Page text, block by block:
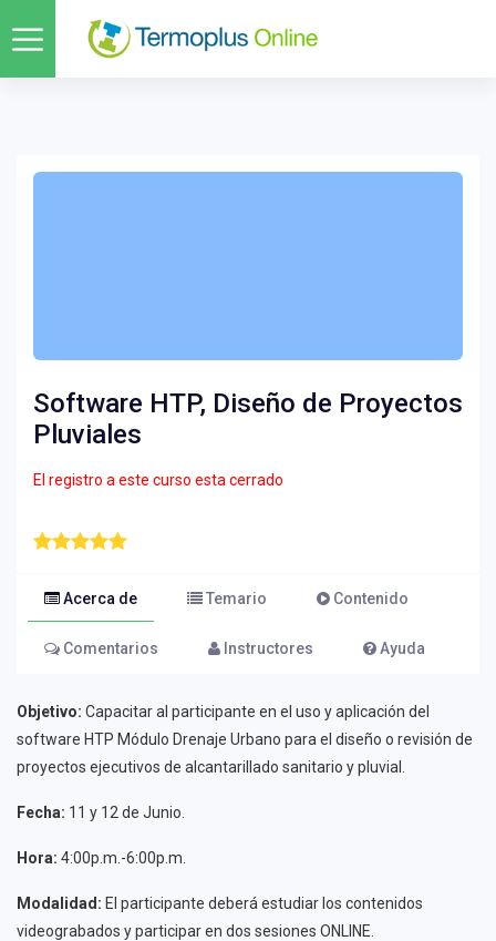
Software HTP, Diseño de Proyectos
Pluviales
El registro a este curso esta cerrado
Acerca de Temario Contenido
Comentarios Instructores Ayuda
Objetivo: Capacitar al participante en el uso y aplicación del
software HTP Módulo Drenaje Urbano para el diseño o revisión de
proyectos ejecutivos de alcantarillado sanitario y pluvial.
Fecha: 11 y 12 de Junio.
Hora: 4:00p.m.-6:00p.m.
Modalidad: El participante deberá estudiar los contenidos
videograbados y participar en dos sesiones ONLINE.